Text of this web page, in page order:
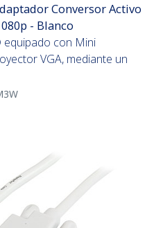
Conversor Activo
- Blanco
con Mini
VGA, mediante un